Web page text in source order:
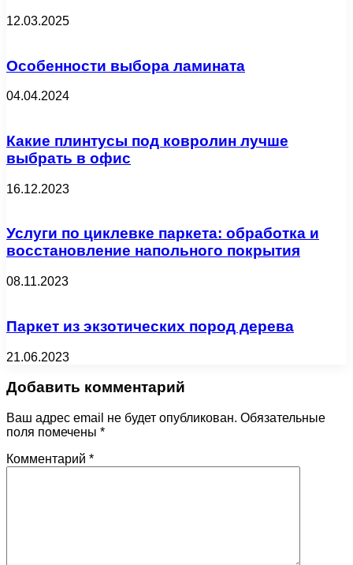
12.03.2025
Особенности выбора ламината
04.04.2024
Какие плинтусы под ковролин лучше
выбрать в офис
16.12.2023
Услуги по циклевке паркета: обработка и
восстановление напольного покрытия
08.11.2023
Паркет из экзотических пород дерева
21.06.2023
Добавить комментарий
Ваш адрес email не будет опубликован. Обязательные
поля помечены *
Комментарий *